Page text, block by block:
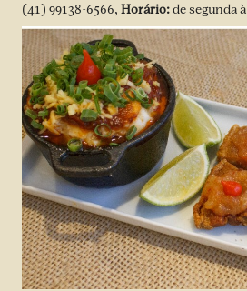
(41) 99138-6566, Horário:de segunda